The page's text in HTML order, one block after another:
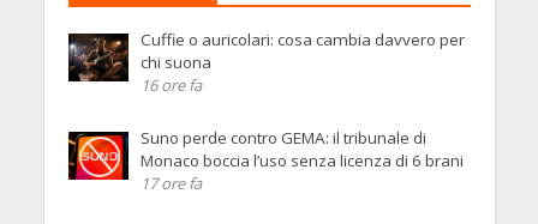
Cuffie o auricolari: cosa cambia davvero per
chi suona
16 ore fa
Suno perde contro GEMA: il tribunale di
Monaco boccia l’uso senza licenza di 6 brani
17 ore fa